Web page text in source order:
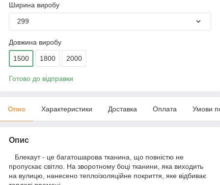
Ширина виробу
299
Довжина виробу
1500 1800 2000
Готово до відправки
Опис Характеристики Доставка Оплата Умови
Опис
Блекаут - це багатошарова тканина, що повністю не
пропускає світло. На зворотному боці тканини, яка виходить
на вулицю, нанесено теплоізоляційне покриття, яке відбиває